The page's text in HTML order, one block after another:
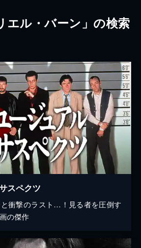
エル・バーン」の検索
スペクツ
衝撃のラスト…！見る者を圧倒す
の傑作